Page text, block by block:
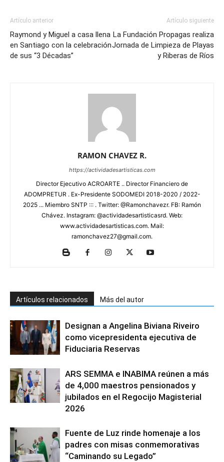
Artículo anterior
Raymond y Miguel a casa llena
en Santiago con la celebración
de sus “3 Décadas”
Artículo siguiente
La Fundación Propagas realiza
Jornada de Limpieza de Playas
y Riberas de Ríos
RAMON CHAVEZ R.
https://actividadesartisticas.com
Director Ejecutivo ACROARTE .. Director Financiero de
ADOMPRETUR . Ex-Presidente SODOMEDI 2018-2020 / 2022-
2025 ... Miembro SNTP ::: . Twitter: @Ramonchavezr. FB: Ramón
Chávez. Instagram: @actividadesartisticasrd. Web:
www.actividadesartisticas.com. Mail:
ramonchavez27@gmail.com.
Artículos relacionados Más del autor
Designan a Angelina Biviana Riveiro
como vicepresidenta ejecutiva de
Fiduciaria Reservas
ARS SEMMA e INABIMA reúnen a más
de 4,000 maestros pensionados y
jubilados en el Regocijo Magisterial
2026
Fuente de Luz rinde homenaje a los
padres con misas conmemorativas
“Caminando su Legado”